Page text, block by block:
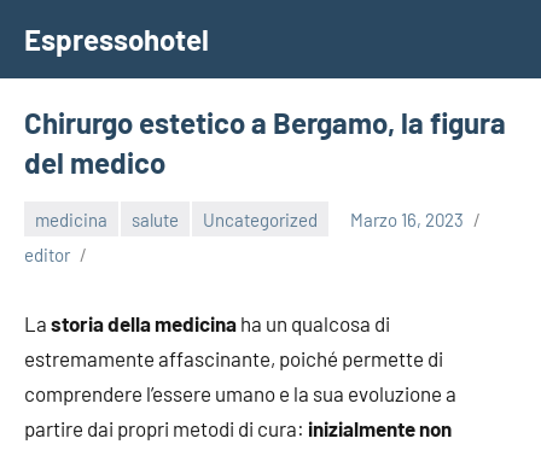
contenuto
Espressohotel
Dove
le
Notizie
Trovano
Casa
Chirurgo estetico a Bergamo, la figura
del medico
medicina salute Uncategorized
Marzo 16, 2023
editor
La storia della medicina ha un qualcosa di
estremamente affascinante, poiché permette di
comprendere l’essere umano e la sua evoluzione a
partire dai propri metodi di cura: inizialmente non